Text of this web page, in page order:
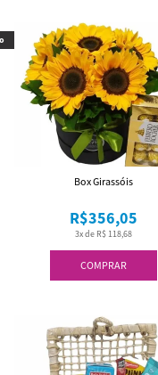
COMPRAR
3x de R$ 118,68
R$356,05
Box Girassóis